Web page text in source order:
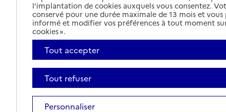
Tout déplier
l’implantation de cookies auxquels vous consentez.
conservé pour une durée maximale de 13 mois et
informé et modifier vos préférences à tout moment
cookies ».
Tout accepter
Tout refuser
Personnaliser